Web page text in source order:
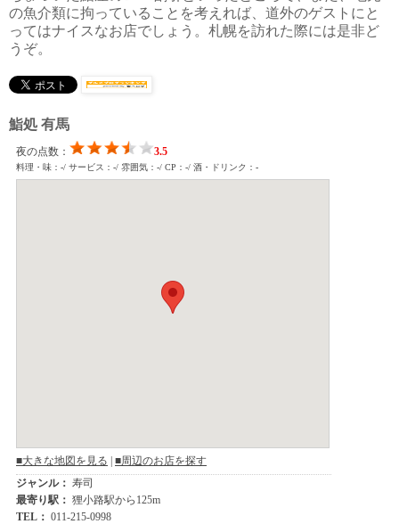
の魚介類に拘っていることを考えれば、道外のゲストにと
ってはナイスなお店でしょう。札幌を訪れた際には是非ど
うぞ。
鮨処 有馬